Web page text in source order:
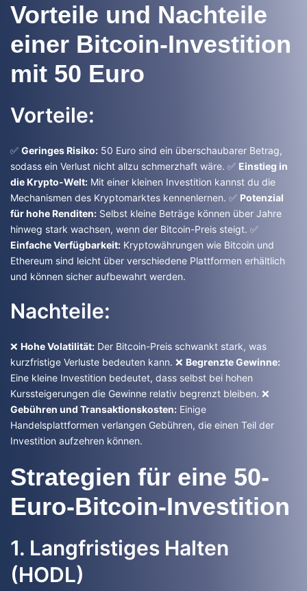
Vorteile und Nachteile
einer Bitcoin-Investition
mit 50 Euro
Vorteile:
✅ Geringes Risiko: 50 Euro sind ein überschaubarer Betrag,
sodass ein Verlust nicht allzu schmerzhaft wäre. ✅ Einstieg in
die Krypto-Welt: Mit einer kleinen Investition kannst du die
Mechanismen des Kryptomarktes kennenlernen. ✅ Potenzial
für hohe Renditen: Selbst kleine Beträge können über Jahre
hinweg stark wachsen, wenn der Bitcoin-Preis steigt. ✅
Einfache Verfügbarkeit: Kryptowährungen wie Bitcoin und
Ethereum sind leicht über verschiedene Plattformen erhältlich
und können sicher aufbewahrt werden.
Nachteile:
❌ Hohe Volatilität: Der Bitcoin-Preis schwankt stark, was
kurzfristige Verluste bedeuten kann. ❌ Begrenzte Gewinne:
Eine kleine Investition bedeutet, dass selbst bei hohen
Kurssteigerungen die Gewinne relativ begrenzt bleiben. ❌
Gebühren und Transaktionskosten: Einige
Handelsplattformen verlangen Gebühren, die einen Teil der
Investition aufzehren können.
Strategien für eine 50-
Euro-Bitcoin-Investition
1. Langfristiges Halten
(HODL)